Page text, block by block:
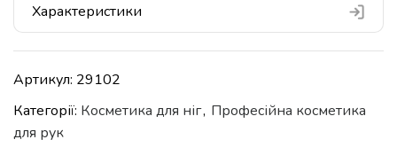
Характеристики
Артикул: 29102
Категорії: Косметика для ніг, Професійна косметика
для рук